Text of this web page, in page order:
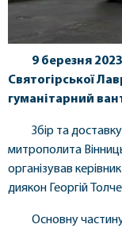
9 березня
Святогірської
гуманітарний
Збір та
митрополита
організував
диякон Георгій
Основну